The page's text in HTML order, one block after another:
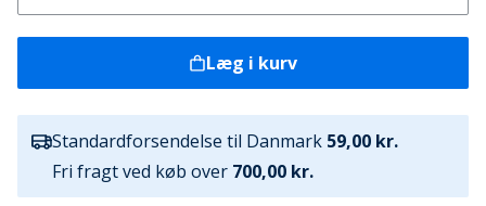
Læg i kurv
Standardforsendelse til Danmark 59,00 kr.
Fri fragt ved køb over 700,00 kr.